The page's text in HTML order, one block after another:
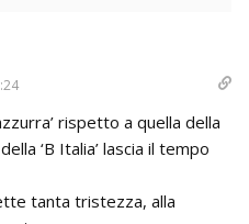
rispetto a quella della
‘B Italia’ lascia il tempo
tanta tristezza, alla